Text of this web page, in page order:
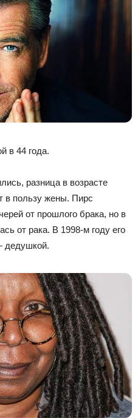
в 44 года.
разница в возрасте
в пользу жены. Пирс
от прошлого брака, но в
от рака. В 1998-м году его
дедушкой.